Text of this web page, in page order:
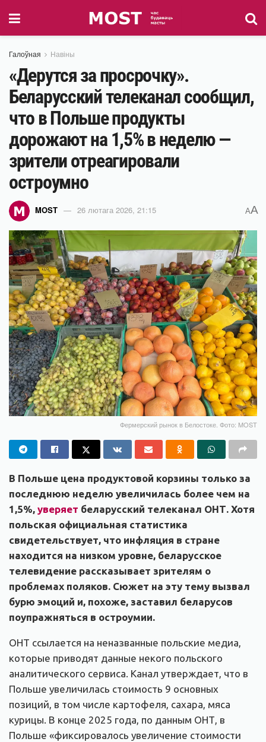
Галоўная Навіны
«Дерутся за просрочку».
Беларусский телеканал сообщил,
что в Польше продукты
дорожают на 1,5% в неделю —
зрители отреагировали
остроумно
MOST 26 лютага 2026, 21:15 AA
Фермерский рынок в Белостоке. Фото: MOST
В Польше цена продуктовой корзины только за
последнюю неделю увеличилась более чем на
1,5%, уверяет беларусский телеканал ОНТ. Хотя
польская официальная статистика
свидетельствует, что инфляция в стране
находится на низком уровне, беларусское
телевидение рассказывает зрителям о
проблемах поляков. Сюжет на эту тему вызвал
бурю эмоций и, похоже, заставил беларусов
поупражняться в остроумии.
ОНТ ссылается на неназванные польские медиа,
которые приводят данные некого польского
аналитического сервиса. Канал утверждает, что в
Польше увеличилась стоимость 9 основных
позиций, в том числе картофеля, сахара, мяса
курицы. В конце 2025 года, по данным ОНТ, в
Польше «фиксировалось увеличение стоимости